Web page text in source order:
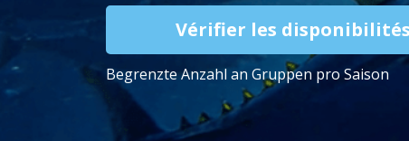
Vérifier les
Begrenzte Anzahl an Gruppen pro Saison